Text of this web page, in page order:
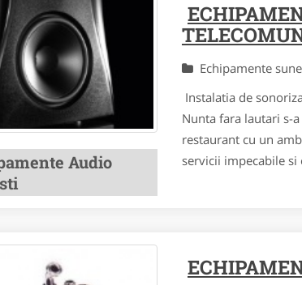
Audio
Echipamente
Instalatia de
Nunta fara lautari s-
restaurant cu un
servicii impecabile si